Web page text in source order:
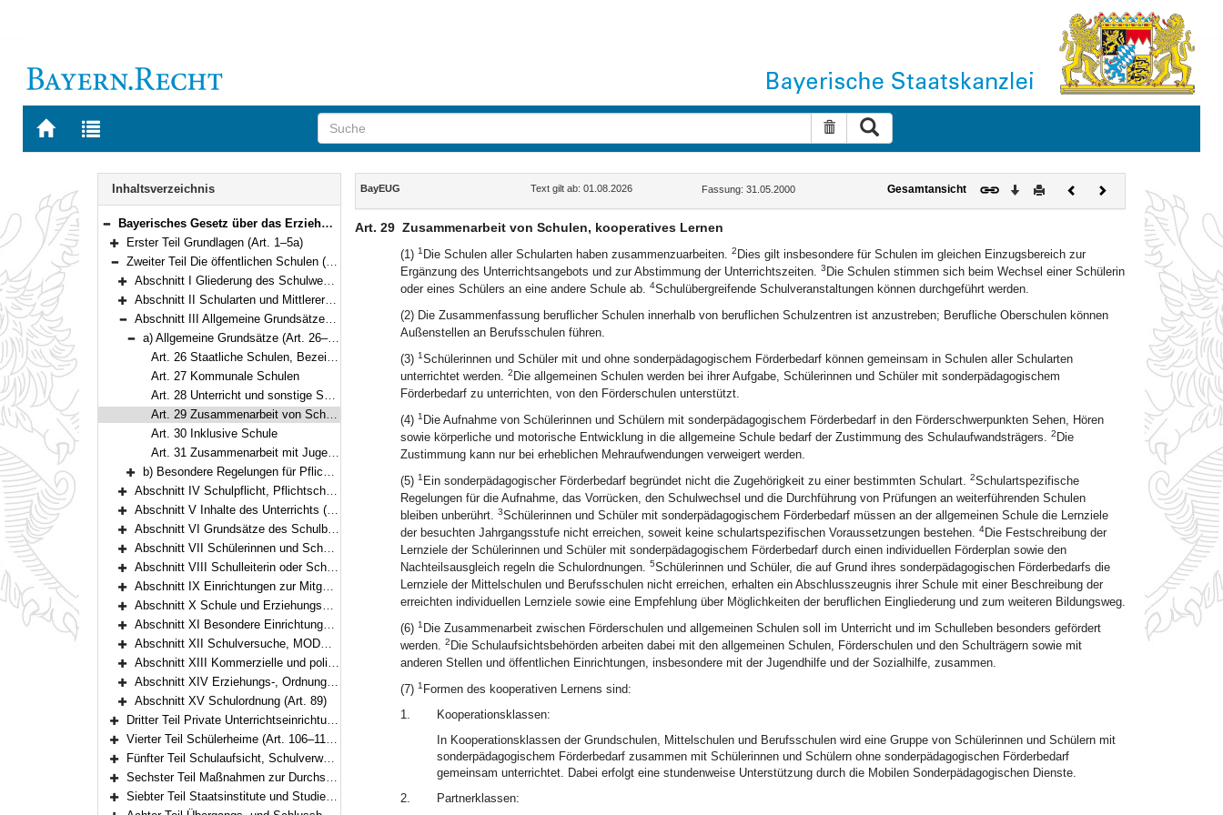
Zur
BAYERN.RECHT
Zur
letzten
Suche zurücksetzen
Navigation
Inhaltsverzeichnis
Bereich reduzieren
Bayerisches Gesetz über das Erziehungs- und Unterrichtswesen (BayEUG) in der Fassung der Bekanntmachung vom 31. Mai 2000 (GVBl. S. 414, 632) BayRS 2230-1-1-K (Art. 1–125)
Bereich erweitern
Erster Teil Grundlagen (Art. 1–5a)
Bereich reduzieren
Zweiter Teil Die öffentlichen Schulen (Art. 6–89)
Bereich erweitern
Abschnitt I Gliederung des Schulwesens (Art. 6)
Bereich erweitern
Abschnitt II Schularten und Mittlerer Schulabschluss (Art. 7–25)
Bereich reduzieren
Abschnitt III Allgemeine Grundsätze, besondere Regelungen für Pflichtschulen (Art. 26–34)
Bereich reduzieren
a) Allgemeine Grundsätze (Art. 26–31)
Art. 26 Staatliche Schulen, Bezeichnung von Schulen und Schülerheimen
Art. 27 Kommunale Schulen
Art. 28 Unterricht und sonstige Schulveranstaltungen
Art. 29 Zusammenarbeit von Schulen, kooperatives Lernen
Art. 30 Inklusive Schule
Art. 31 Zusammenarbeit mit Jugendämtern und Einrichtungen der Erziehung, Bildung und Betreuung; Mittagsbetreuung
Bereich erweitern
b) Besondere Regelungen für Pflichtschulen (Art. 32–34)
Bereich erweitern
Abschnitt IV Schulpflicht, Pflichtschulen, Sprengelpflicht, Gastschulverhältnisse, Wahl des schulischen Bildungswegs (Art. 35–44)
Bereich erweitern
Abschnitt V Inhalte des Unterrichts (Art. 45–48)
Bereich erweitern
Abschnitt VI Grundsätze des Schulbetriebs (Art. 49–55)
Bereich erweitern
Abschnitt VII Schülerinnen und Schüler (Art. 56)
Bereich erweitern
Abschnitt VIII Schulleiterin oder Schulleiter, Lehrerkonferenz, Lehrkräfte und sonstiges Personal (Art. 57–61)
Bereich erweitern
Abschnitt IX Einrichtungen zur Mitgestaltung des schulischen Lebens (Art. 62–73)
Bereich erweitern
Abschnitt X Schule und Erziehungsberechtigte, Schule und Arbeitgeber (Art. 74–77)
Bereich erweitern
Abschnitt XI Besondere Einrichtungen und Schulgesundheit (Art. 78–80)
Bereich erweitern
Abschnitt XII Schulversuche, MODUS-Schulen (Art. 81–83)
Bereich erweitern
Abschnitt XIII Kommerzielle und politische Werbung, Verarbeitung personenbezogener Daten (Art. 84–85a)
Bereich erweitern
Abschnitt XIV Erziehungs-, Ordnungs- und Sicherungsmaßnahmen (Art. 86–88a)
Bereich erweitern
Abschnitt XV Schulordnung (Art. 89)
Bereich erweitern
Dritter Teil Private Unterrichtseinrichtungen (Art. 90–105)
Bereich erweitern
Vierter Teil Schülerheime (Art. 106–110a)
Bereich erweitern
Fünfter Teil Schulaufsicht, Schulverwaltung (Art. 111–117)
Bereich erweitern
Sechster Teil Maßnahmen zur Durchsetzung der Schulpflicht, Ordnungswidrigkeiten (Art. 118–119)
Bereich erweitern
Siebter Teil Staatsinstitute und Studienkollegs (Art. 120–121)
Inhalt
BayEUG Text gilt ab: 01.08.2026 Fassung: 31.05.2000 Gesamtansicht Download
DruckenVorherigesNächstes
Dokument
Art. 29 Zusammenarbeit von Schulen, kooperatives Lernen
(1) 1 Die Schulen aller Schularten haben zusammenzuarbeiten. 2 Dies gilt insbesondere für Schulen im gleichen Einzugsbereich zur
Ergänzung des Unterrichtsangebots und zur Abstimmung der Unterrichtszeiten. 3 Die Schulen stimmen sich beim Wechsel einer Schülerin
oder eines Schülers an eine andere Schule ab. 4Schulübergreifende Schulveranstaltungen können durchgeführt werden.
(2) Die Zusammenfassung beruflicher Schulen innerhalb von beruflichen Schulzentren ist anzustreben; Berufliche Oberschulen können
Außenstellen an Berufsschulen führen.
(3) 1Schülerinnen und Schüler mit und ohne sonderpädagogischem Förderbedarf können gemeinsam in Schulen aller Schularten
unterrichtet werden. 2 Die allgemeinen Schulen werden bei ihrer Aufgabe, Schülerinnen und Schüler mit sonderpädagogischem
Förderbedarf zu unterrichten, von den Förderschulen unterstützt.
(4) 1 Die Aufnahme von Schülerinnen und Schülern mit sonderpädagogischem Förderbedarf in den Förderschwerpunkten Sehen, Hören
sowie körperliche und motorische Entwicklung in die allgemeine Schule bedarf der Zustimmung des Schulaufwandsträgers. 2 Die
Zustimmung kann nur bei erheblichen Mehraufwendungen verweigert werden.
(5) 1 Ein sonderpädagogischer Förderbedarf begründet nicht die Zugehörigkeit zu einer bestimmten Schulart. 2Schulartspezifische
Regelungen für die Aufnahme, das Vorrücken, den Schulwechsel und die Durchführung von Prüfungen an weiterführenden Schulen
bleiben unberührt. 3Schülerinnen und Schüler mit sonderpädagogischem Förderbedarf müssen an der allgemeinen Schule die Lernziele
der besuchten Jahrgangsstufe nicht erreichen, soweit keine schulartspezifischen Voraussetzungen bestehen. 4Die Festschreibung der
Lernziele der Schülerinnen und Schüler mit sonderpädagogischem Förderbedarf durch einen individuellen Förderplan sowie den
Nachteilsausgleich regeln die Schulordnungen. 5Schülerinnen und Schüler, die auf Grund ihres sonderpädagogischen Förderbedarfs die
Lernziele der Mittelschulen und Berufsschulen nicht erreichen, erhalten ein Abschlusszeugnis ihrer Schule mit einer Beschreibung der
erreichten individuellen Lernziele sowie eine Empfehlung über Möglichkeiten der beruflichen Eingliederung und zum weiteren Bildungsweg.
(6) 1 Die Zusammenarbeit zwischen Förderschulen und allgemeinen Schulen soll im Unterricht und im Schulleben besonders gefördert
werden. 2 Die Schulaufsichtsbehörden arbeiten dabei mit den allgemeinen Schulen, Förderschulen und den Schulträgern sowie mit
anderen Stellen und öffentlichen Einrichtungen, insbesondere mit der Jugendhilfe und der Sozialhilfe, zusammen.
(7) 1 Formen des kooperativen Lernens sind:
1.
Kooperationsklassen:
In Kooperationsklassen der Grundschulen, Mittelschulen und Berufsschulen wird eine Gruppe von Schülerinnen und Schülern mit
sonderpädagogischem Förderbedarf zusammen mit Schülerinnen und Schülern ohne sonderpädagogischen Förderbedarf
gemeinsam unterrichtet. Dabei erfolgt eine stundenweise Unterstützung durch die Mobilen Sonderpädagogischen Dienste.
2.
Partnerklassen: